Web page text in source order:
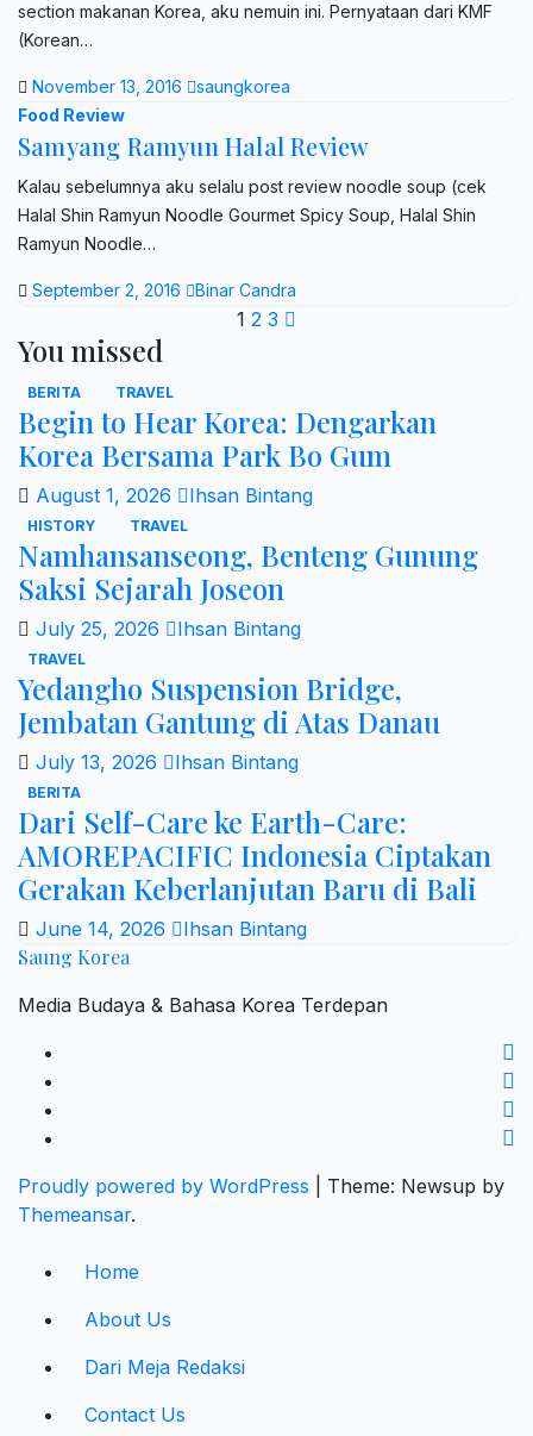
section makanan Korea, aku nemuin ini. Pernyataan dari KMF
(Korean…
November 13, 2016
saungkorea
Food Review
Samyang Ramyun Halal Review
Kalau sebelumnya aku selalu post review noodle soup (cek
Halal Shin Ramyun Noodle Gourmet Spicy Soup, Halal Shin
Ramyun Noodle…
September 2, 2016 Binar Candra
Posts
1 2 3
You missed
BERITA TRAVEL
Begin to Hear Korea: Dengarkan
Korea Bersama Park Bo Gum
August 1, 2026 Ihsan Bintang
HISTORY TRAVEL
Namhansanseong, Benteng Gunung
Saksi Sejarah Joseon
July 25, 2026 Ihsan Bintang
TRAVEL
Yedangho Suspension Bridge,
Jembatan Gantung di Atas Danau
July 13, 2026 Ihsan Bintang
BERITA
Dari Self-Care ke Earth-Care:
AMOREPACIFIC Indonesia Ciptakan
Gerakan Keberlanjutan Baru di Bali
June 14, 2026 Ihsan Bintang
Saung Korea
Media Budaya & Bahasa Korea Terdepan
Proudly powered by WordPress
Theme: Newsup by
Themeansar.
Home
About Us
Dari Meja Redaksi
Contact Us